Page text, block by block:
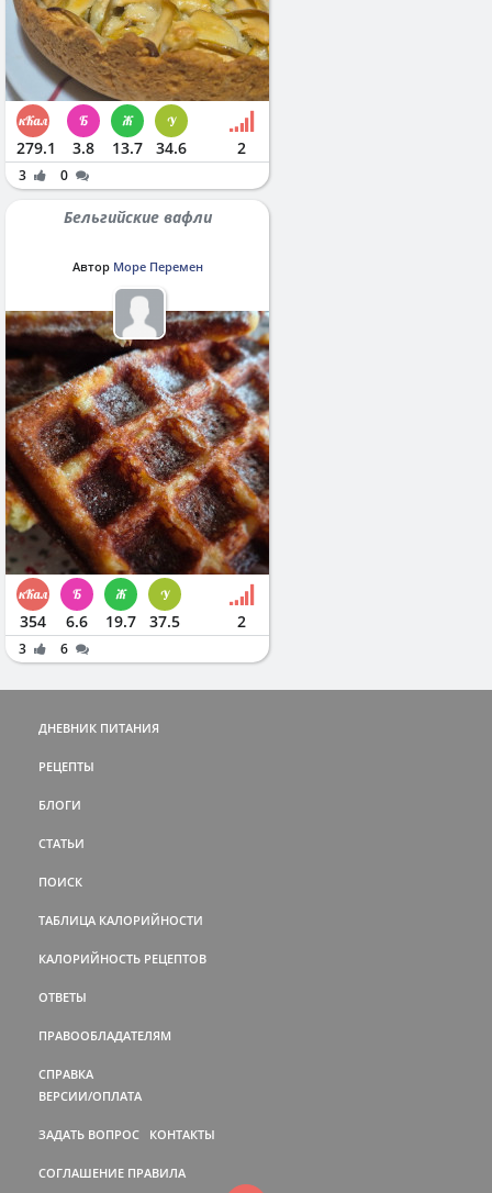
279.1 3.8 13.7 34.6 2
3 0
Бельгийские вафли
Автор Море Перемен
354 6.6 19.7 37.5 2
3 6
ДНЕВНИК ПИТАНИЯ
РЕЦЕПТЫ
БЛОГИ
СТАТЬИ
ПОИСК
ТАБЛИЦА КАЛОРИЙНОСТИ
КАЛОРИЙНОСТЬ РЕЦЕПТОВ
ОТВЕТЫ
ПРАВООБЛАДАТЕЛЯМ
СПРАВКА
ВЕРСИИ/ОПЛАТА
ЗАДАТЬ ВОПРОС КОНТАКТЫ
СОГЛАШЕНИЕ ПРАВИЛА